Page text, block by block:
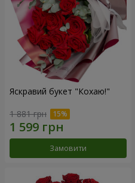
Яскравий букет "Кохаю!"
1 881 грн
Замовити